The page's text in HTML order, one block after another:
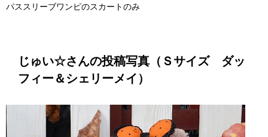
パススリーブワンピのスカートのみ
じゅい☆さんの投稿写真（Ｓサイズ ダッ
フィー＆シェリーメイ）